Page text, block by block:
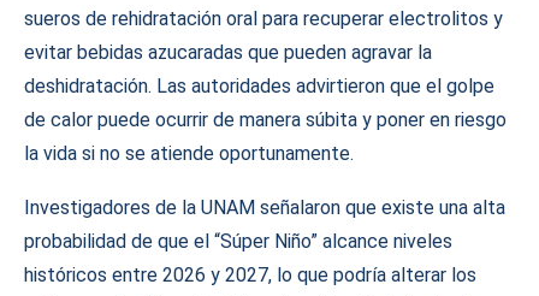
sueros de rehidratación oral para recuperar electrolitos y
evitar bebidas azucaradas que pueden agravar la
deshidratación. Las autoridades advirtieron que el golpe
de calor puede ocurrir de manera súbita y poner en riesgo
la vida si no se atiende oportunamente.
Investigadores de la UNAM señalaron que existe una alta
probabilidad de que el “Súper Niño” alcance niveles
históricos entre 2026 y 2027, lo que podría alterar los